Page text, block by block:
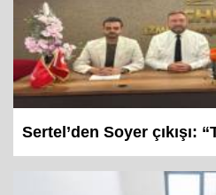
Sertel’den Soyer çıkışı: